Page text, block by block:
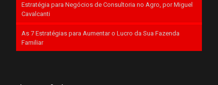
Estratégia para Negócios de Consultoria no Agro, por Miguel
Cavalcanti
As 7 Estratégias para Aumentar o Lucro da Sua Fazenda
Familiar